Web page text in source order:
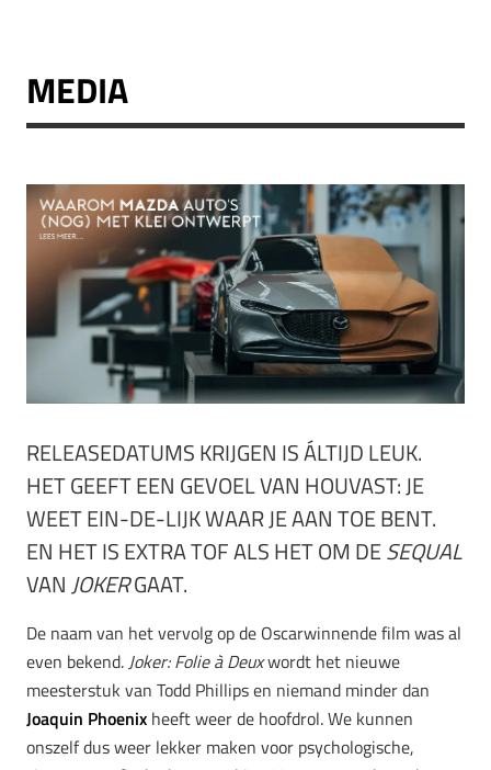
MEDIA
RELEASEDATUMS KRIJGEN IS ÁLTIJD LEUK.
HET GEEFT EEN GEVOEL VAN HOUVAST: JE
WEET EIN-DE-LIJK WAAR JE AAN TOE BENT.
EN HET IS EXTRA TOF ALS HET OM DESEQUAL
VANJOKERGAAT.
De naam van het vervolg op de Oscarwinnende film was al
even bekend.Joker: Folie à Deuxwordt het nieuwe
meesterstuk van Todd Phillips en niemand minder dan
Joaquin Phoenix heeft weer de hoofdrol. We kunnen
onszelf dus weer lekker maken voor psychologische,